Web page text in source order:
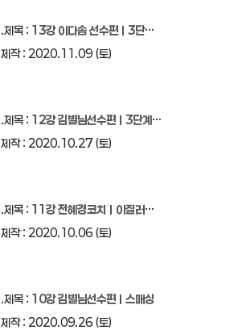
.제목 : 13강 이다솜 선수편ㅣ3단계 포핸드-쇼트-백사이드 공격
제작 : 2020.11.09 (토)
.제목 : 12강 김별님선수편ㅣ3단계풋워크
제작 : 2020.10.27 (토)
.제목 : 11강 전혜경코치ㅣ이질러버(라바) 롱핌플 특강ㅣ
제작 : 2020.10.06 (토)
.제목 : 10강 김별님선수편ㅣ스매싱
제작 : 2020.09.26 (토)